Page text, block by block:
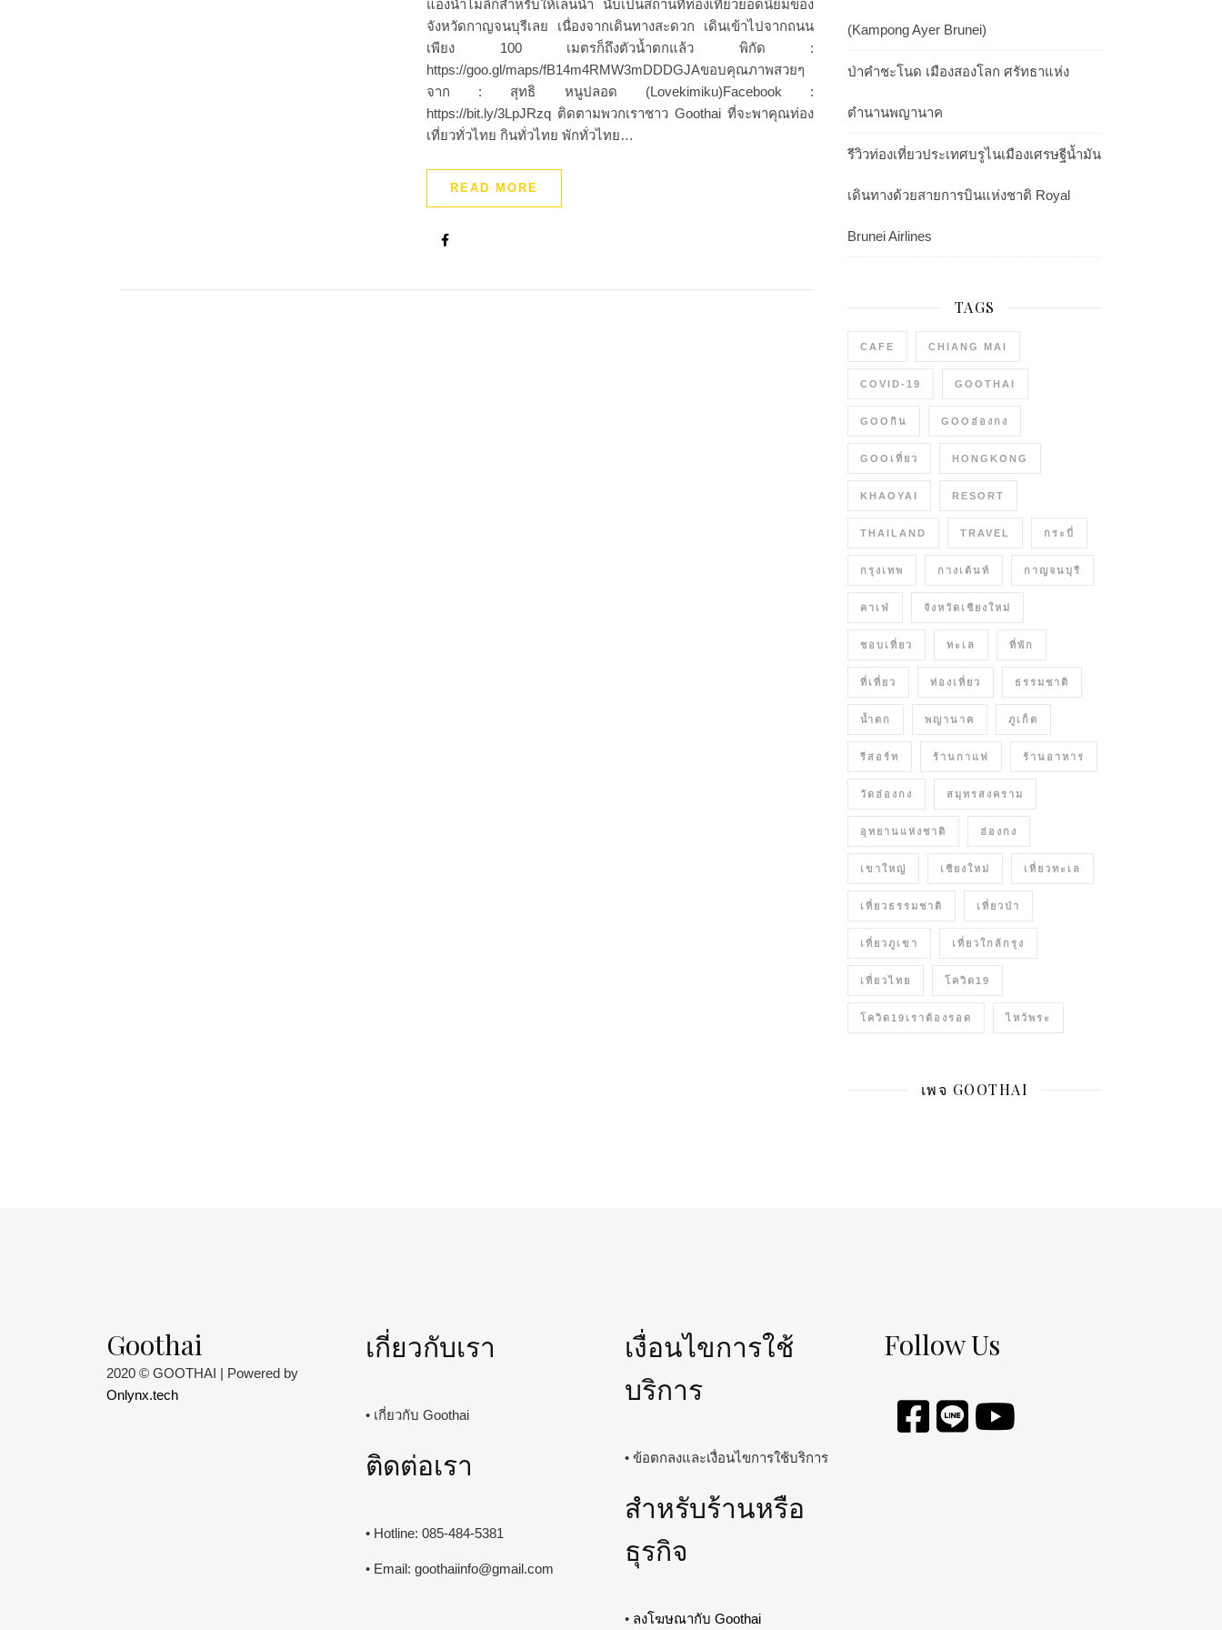
แอ่งน้ำไม่ลึกสำหรับให้เล่นน้ำ นับเป็นสถานที่ท่องเที่ยวยอดนิยมของ
จังหวัดกาญจนบุรีเลย เนื่องจากเดินทางสะดวก เดินเข้าไปจากถนน
เพียง 100 เมตรก็ถึงตัวน้ำตกแล้ว พิกัด :
https://goo.gl/maps/fB14m4RMW3mDDDGJAขอบคุณภาพสวยๆ
จาก : สุทธิ หนูปลอด (Lovekimiku)Facebook :
https://bit.ly/3LpJRzq ติดตามพวกเราชาว Goothai ที่จะพาคุณท่อง
เที่ยวทั่วไทย กินทั่วไทย พักทั่วไทย…
READ MORE
(Kampong Ayer Brunei)
ป่าคำชะโนด เมืองสองโลก ศรัทธาแห่ง
ตำนานพญานาค
รีวิวท่องเที่ยวประเทศบรูไนเมืองเศรษฐีน้ำมัน
เดินทางด้วยสายการบินแห่งชาติ Royal
Brunei Airlines
TAGS
CAFE CHIANG MAI
COVID-19 GOOTHAI
GOOกิน GOOฮ่องกง
GOOเที่ยว HONGKONG
KHAOYAI RESORT
THAILAND TRAVEL กระบี่
กรุงเทพ กางเต้นท์ กาญจนบุรี
คาเฟ่ จังหวัดเชียงใหม่
ชอบเที่ยว ทะเล ที่พัก
ที่เที่ยว ท่องเที่ยว ธรรมชาติ
น้ำตก พญานาค ภูเก็ต
รีสอร์ท ร้านกาแฟ ร้านอาหาร
วัดฮ่องกง สมุทรสงคราม
อุทยานแห่งชาติ ฮ่องกง
เขาใหญ่ เชียงใหม่ เที่ยวทะเล
เที่ยวธรรมชาติ เที่ยวป่า
เที่ยวภูเขา เที่ยวใกล้กรุง
เที่ยวไทย โควิด19
โควิด19เราต้องรอด ไหว้พระ
เพจ GOOTHAI
Goothai
2020 © GOOTHAI | Powered by
Onlynx.tech
เกี่ยวกับเรา
• เกี่ยวกับ Goothai
ติดต่อเรา
• Hotline: 085-484-5381
• Email: goothaiinfo@gmail.com
เงื่อนไขการใช้
บริการ
• ข้อตกลงและเงื่อนไขการใช้บริการ
สำหรับร้านหรือ
ธุรกิจ
• ลงโฆษณากับ Goothai
Follow Us